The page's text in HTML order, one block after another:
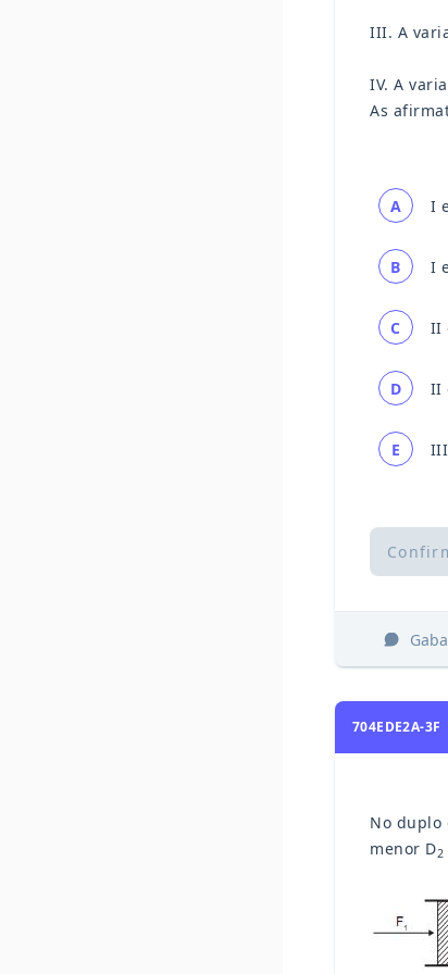
III. A
IV. A
As
A I
B I
C II
D II
E III
704EDE2A-3F
No duplo
menor D2